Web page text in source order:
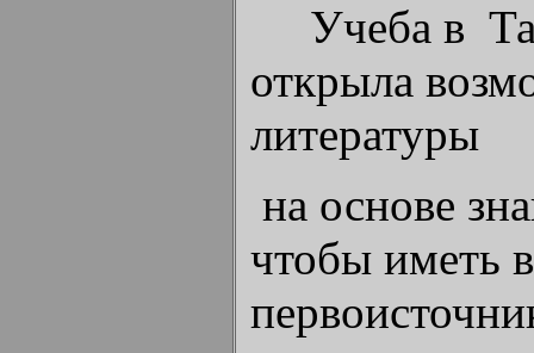
Учеба в
открыла
литературы
на основе
чтобы иметь